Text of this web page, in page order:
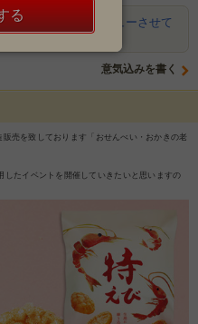
きなので、ぜひレビューさせて
しくお…
意気込みを書く
売を致しております「おせんべい・おかきの老
したイベントを開催していきたいと思いますの
る